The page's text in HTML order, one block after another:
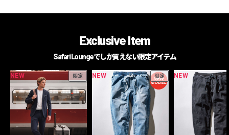
Exclusive Item
Safari Loungeでしか買えない限定アイテム
NEW 限定 NEW 限定 NEW